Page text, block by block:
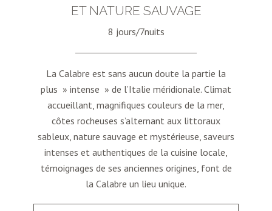
ET NATURE SAUVAGE
8 jours/7nuits
La Calabre est sans aucun doute la partie la
plus » intense » de l’Italie méridionale. Climat
accueillant, magnifiques couleurs de la mer,
côtes rocheuses s’alternant aux littoraux
sableux, nature sauvage et mystérieuse, saveurs
intenses et authentiques de la cuisine locale,
témoignages de ses anciennes origines, font de
la Calabre un lieu unique.